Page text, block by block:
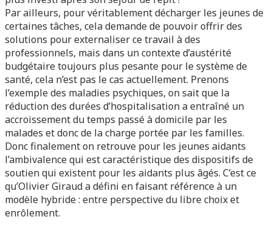
Par ailleurs, pour véritablement décharger les jeunes de
certaines tâches, cela demande de pouvoir offrir des
solutions pour externaliser ce travail à des
professionnels, mais dans un contexte d’austérité
budgétaire toujours plus pesante pour le système de
santé, cela n’est pas le cas actuellement. Prenons
l’exemple des maladies psychiques, on sait que la
réduction des durées d’hospitalisation a entraîné un
accroissement du temps passé à domicile par les
malades et donc de la charge portée par les familles.
Donc finalement on retrouve pour les jeunes aidants
l’ambivalence qui est caractéristique des dispositifs de
soutien qui existent pour les aidants plus âgés. C’est ce
qu’Olivier Giraud a défini en faisant référence à un
modèle hybride : entre perspective du libre choix et
enrôlement.